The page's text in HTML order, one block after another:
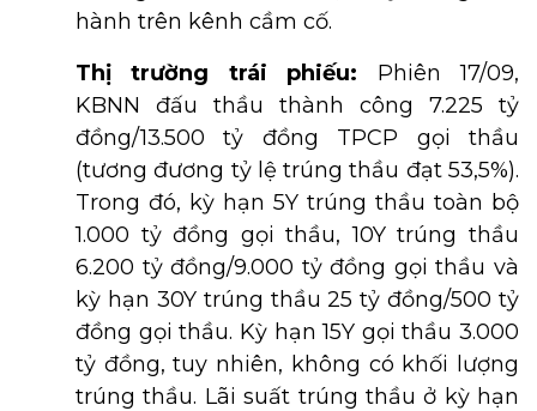
hành trên kênh cầm cố.
Thị trường trái phiếu: Phiên 17/09,
KBNN đấu thầu thành công 7.225 tỷ
đồng/13.500 tỷ đồng TPCP gọi thầu
(tương đương tỷ lệ trúng thầu đạt 53,5%).
Trong đó, kỳ hạn 5Y trúng thầu toàn bộ
1.000 tỷ đồng gọi thầu, 10Y trúng thầu
6.200 tỷ đồng/9.000 tỷ đồng gọi thầu và
kỳ hạn 30Y trúng thầu 25 tỷ đồng/500 tỷ
đồng gọi thầu. Kỳ hạn 15Y gọi thầu 3.000
tỷ đồng, tuy nhiên, không có khối lượng
trúng thầu. Lãi suất trúng thầu ở kỳ hạn